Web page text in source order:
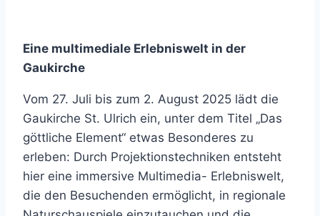
Eine multimediale Erlebniswelt in der
Gaukirche
Vom 27. Juli bis zum 2. August 2025 lädt die
Gaukirche St. Ulrich ein, unter dem Titel „Das
göttliche Element“ etwas Besonderes zu
erleben: Durch Projektionstechniken entsteht
hier eine immersive Multimedia- Erlebniswelt,
die den Besuchenden ermöglicht, in regionale